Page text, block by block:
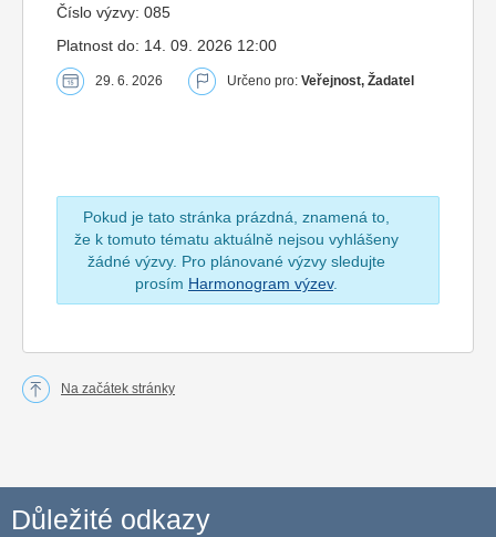
Číslo výzvy: 085
Platnost do: 14. 09. 2026 12:00
29. 6. 2026 Určeno pro: Veřejnost, Žadatel
Pokud je tato stránka prázdná, znamená to,
že k tomuto tématu aktuálně nejsou vyhlášeny
žádné výzvy. Pro plánované výzvy sledujte
prosím Harmonogram výzev.
Na začátek stránky
Důležité odkazy